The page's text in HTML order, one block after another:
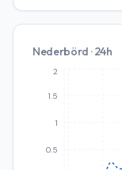
Nederbörd · 24h
0.5
1
1.5
2